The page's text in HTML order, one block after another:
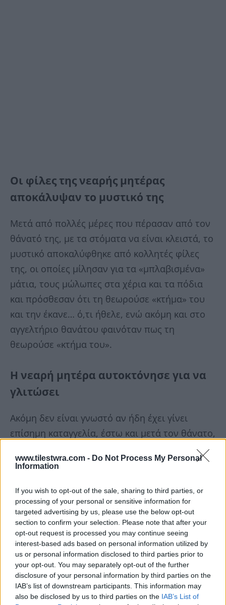
www.tilestwra.com - Do Not Process My Personal
Information
If you wish to opt-out of the sale, sharing to third parties, or
processing of your personal or sensitive information for
targeted advertising by us, please use the below opt-out
section to confirm your selection. Please note that after your
opt-out request is processed you may continue seeing
interest-based ads based on personal information utilized by
us or personal information disclosed to third parties prior to
your opt-out. You may separately opt-out of the further
disclosure of your personal information by third parties on the
IAB’s list of downstream participants. This information may
also be disclosed by us to third parties on the IAB’s List of
Οι φίλες της νεαρής μητέρας
αποκάλυψαν το μυστικό της
Μετά από πολλές μέρες που πέρασαν από τον
θάνατό της, με τα στόματα να είναι κλειστά, το
μυστικό αποκαλύφθηκε από κολλητές φίλες
της, οι οποίες μίλησαν για τα «μπλαβισμένα»
μάτια, τους μώλωπες στα χέρια και τα πόδια
και πρόσθεσαν ότι τη θεωρούσε «κτήμα» του
και την έκανε… ό,τι ήθελε, ενώ ακόμη και στο
αγγελτήριο θανάτου φαινόταν πως τη
θεωρούσε «κτήμα του».
Η νεαρή μητέρα αυτοκτόνησε για να
γλιτώσει
Ακόμη δεν είναι γνωστό αν ήδη έχει γίνει
επίσημη καταγγελία, έστω και μετά τον θάνατο,
καθώς φαίνεται πως δεν άντεξε και έφθασε στο
Ο σύζυγός της έλεγε παντού ότι τη λάτρευε και
την αγαπούσε υπερβολικά, ωστόσο, στο κινητό
της και στις φωτογραφίες, κρύβεται το μυστικό
της.